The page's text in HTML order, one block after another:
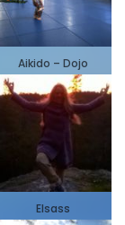
Aikido – Dojo
Elsass